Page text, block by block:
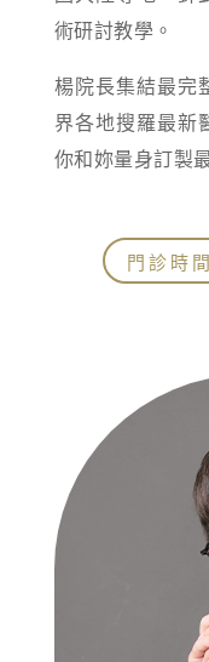
術研討教學。
楊院長集結最完
界各地搜羅最新
你和妳量身訂製
門診時